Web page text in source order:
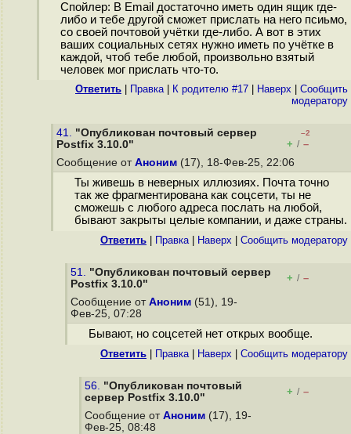
Спойлер: В Email достаточно иметь один ящик где-
либо и тебе другой сможет прислать на него псиьмо,
со своей почтовой учётки где-либо. А вот в этих
ваших социальных сетях нужно иметь по учётке в
каждой, чтоб тебе любой, произвольно взятый
человек мог прислать что-то.
Ответить Правка| К родителю #17 Наверх
Cообщить
модератору
41. "Опубликован почтовый сервер
Postfix 3.10.0"
–2
+ / –
Сообщение от Аноним (17), 18-Фев-25, 22:06
Ты живешь в неверных иллюзиях. Почта точно
так же фрагментирована как соцсети, ты не
сможешь с любого адреса послать на любой,
бывают закрыты целые компании, и даже страны.
Ответить Правка| Наверх Cообщить модератору
51. "Опубликован почтовый сервер
Postfix 3.10.0"
+ / –
Сообщение от Аноним (51), 19-
Фев-25, 07:28
Бывают, но соцсетей нет открых вообще.
Ответить Правка| Наверх Cообщить модератору
56. "Опубликован почтовый
сервер Postfix 3.10.0"
+ / –
Сообщение от Аноним (17), 19-
Фев-25, 08:48